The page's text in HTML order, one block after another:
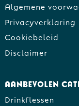
Algemene
Privacyverklaring
Cookiebeleid
Disclaimer
Aanbevolen
Drinkflessen